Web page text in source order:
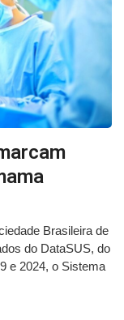
Brasileira de
do DataSUS, do
e 2024, o Sistema